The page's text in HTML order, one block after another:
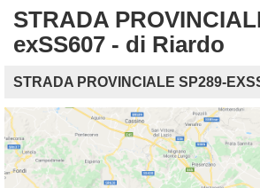
STRADA
exSS607 - di Riardo
STRADA PROVINCIALE SP289-